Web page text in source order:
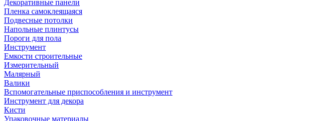
Декоративные панели
Пленка самоклеящаяся
Подвесные потолки
Напольные плинтусы
Пороги для пола
Инструмент
Емкости строительные
Измерительный
Малярный
Валики
Вспомогательные приспособления и инструмент
Инструмент для декора
Кисти
Упаковочные материалы